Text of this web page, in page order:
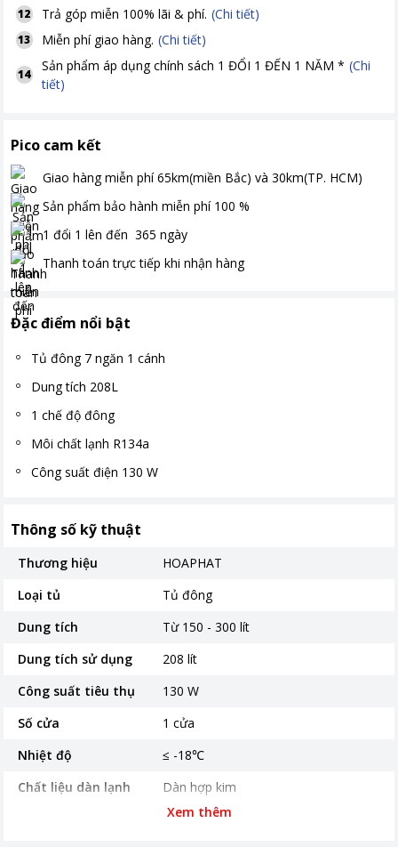
12 Trả góp miễn 100% lãi & phí. (Chi tiết)
13 Miễn phí giao hàng. (Chi tiết)
14
Sản phẩm áp dụng chính sách 1 ĐỔI 1 ĐẾN 1 NĂM * (Chi
tiết)
Pico cam kết
Giao hàng miễn phí 65km(miền Bắc) và 30km(TP. HCM)
Sản phẩm bảo hành miễn phí 100 %
1 đổi 1 lên đến 365 ngày
Thanh toán trực tiếp khi nhận hàng
Đặc điểm nổi bật
Tủ đông 7 ngăn 1 cánh
Dung tích 208L
1 chế độ đông
Môi chất lạnh R134a
Công suất điện 130 W
Thông số kỹ thuật
Thương hiệu
HOAPHAT
Loại tủ
Tủ đông
Dung tích
Từ 150 - 300 lít
Dung tích sử dụng
208 lít
Công suất tiêu thụ
130 W
Số cửa
1 cửa
Nhiệt độ
≤ -18℃
Chất liệu dàn lạnh
Dàn hợp kim
Từ 5 - 10 triệu
Xem thêm